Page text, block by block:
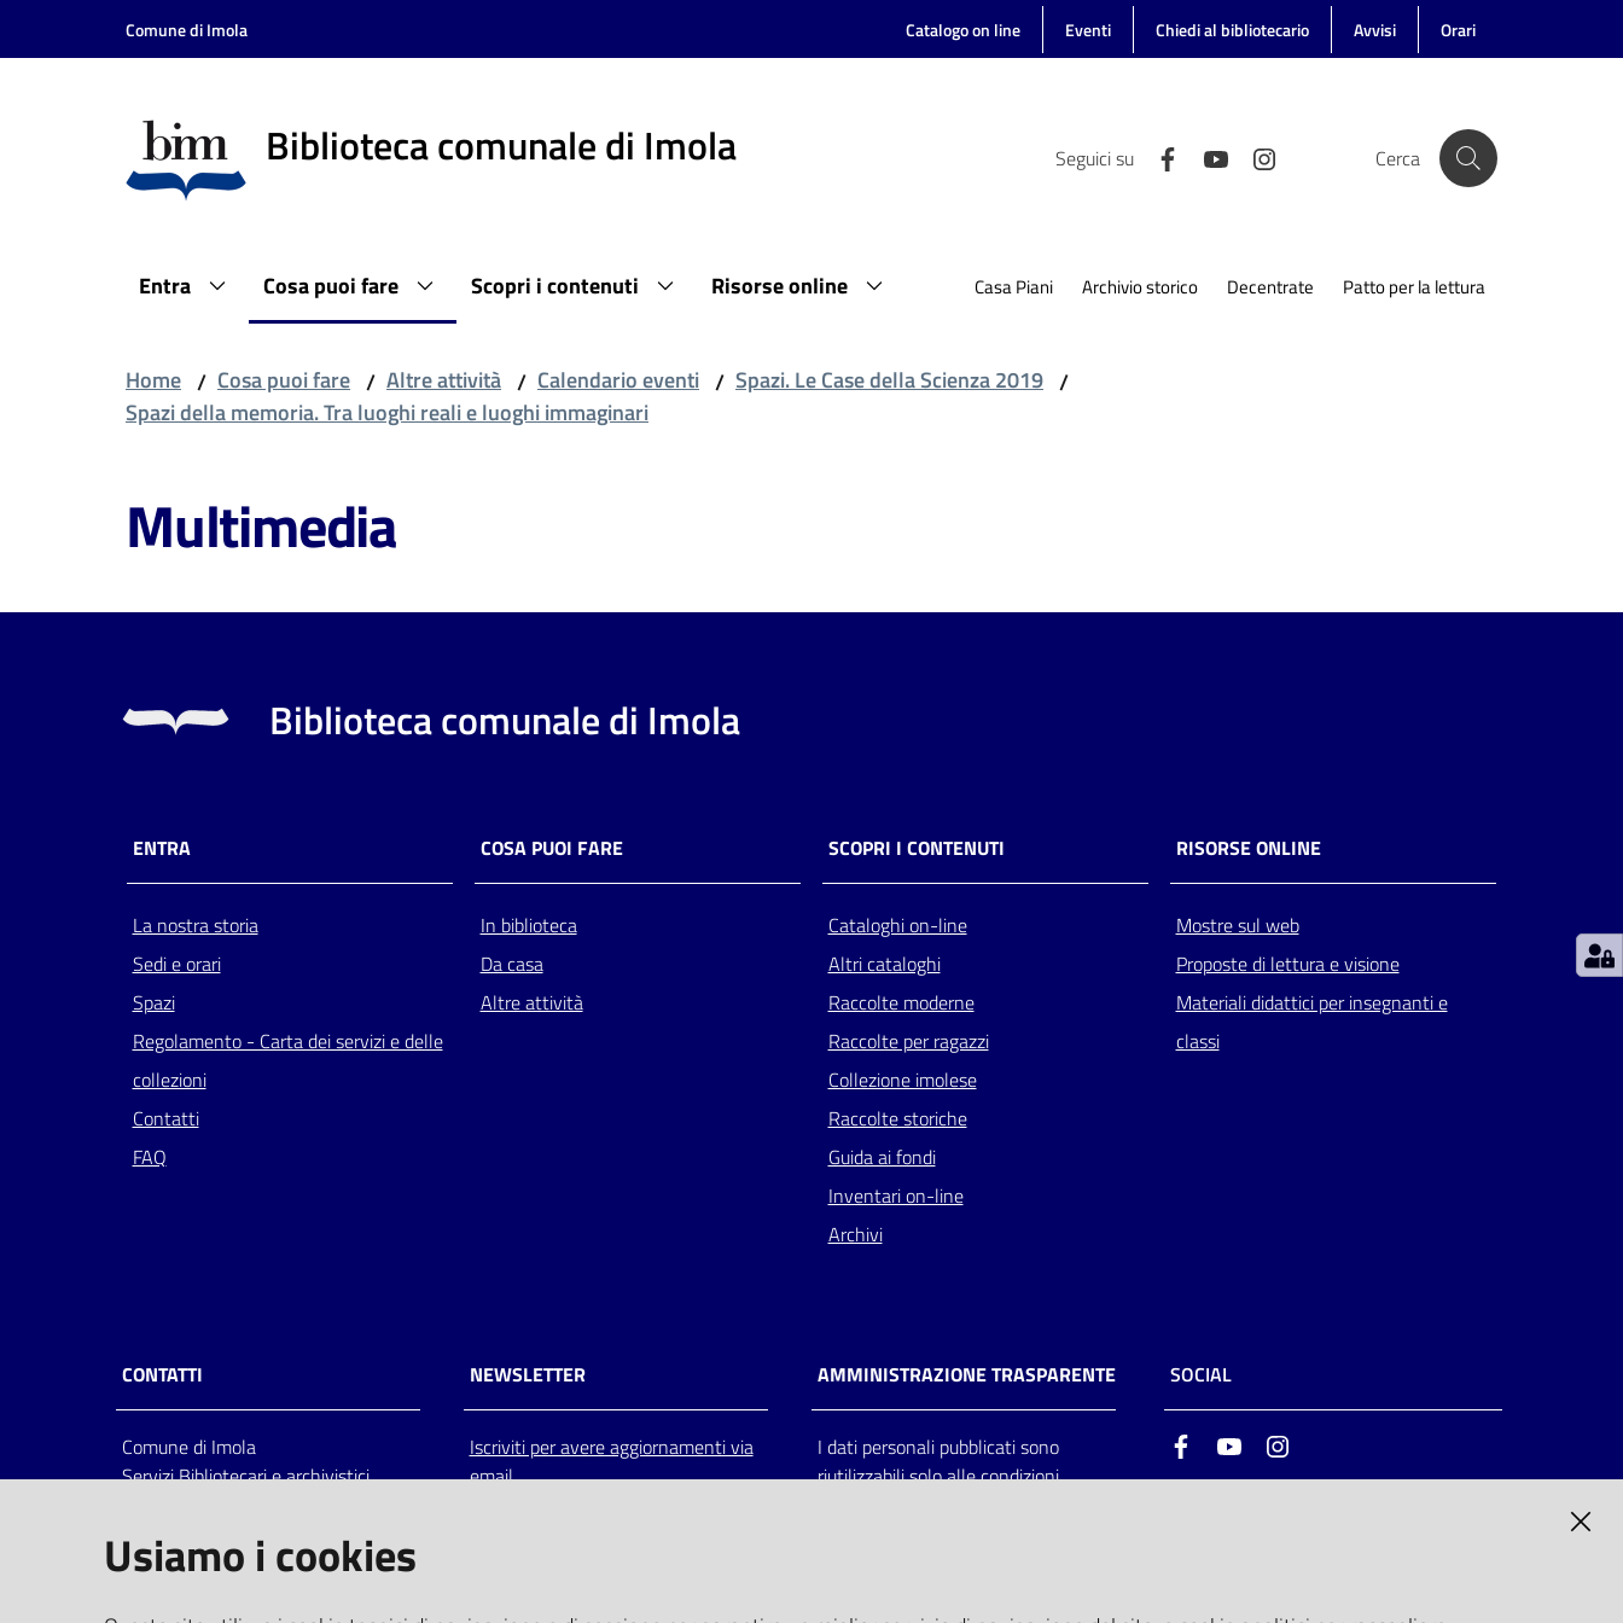
Vai al contenuto
Vai alla navigazione
Comune di Imola Catalogo on line Eventi Chiedi al bibliotecario Avvisi Orari
Biblioteca comunale di Imola Seguici su Cerca
Entra Cosa puoi fare Scopri i contenuti Risorse online Casa Piani Archivio storico Decentrate Patto per la lettura
Home / Cosa puoi fare / Altre attività / Calendario eventi / Spazi. Le Case della Scienza 2019 /
Spazi della memoria. Tra luoghi reali e luoghi immaginari
Multimedia
Biblioteca comunale di Imola
ENTRA
La nostra storia
Sedi e orari
Spazi
Regolamento - Carta dei servizi e delle
collezioni
Contatti
FAQ
COSA PUOI FARE
In biblioteca
Da casa
Altre attività
SCOPRI I CONTENUTI
Cataloghi on-line
Altri cataloghi
Raccolte moderne
Raccolte per ragazzi
Collezione imolese
Raccolte storiche
Guida ai fondi
Inventari on-line
Archivi
RISORSE ONLINE
Mostre sul web
Proposte di lettura e visione
Materiali didattici per insegnanti e
classi
CONTATTI
Comune di Imola
Servizi Bibliotecari e archivistici
Italia
centralino: tel 0542.6026.36 fax
NEWSLETTER
Iscriviti per avere aggiornamenti via
email
AMMINISTRAZIONE TRASPARENTE
I dati personali pubblicati sono
riutilizzabili solo alle condizioni
SOCIAL
FacebookYoutube
Usiamo i cookies